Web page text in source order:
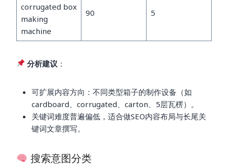
corrugated box
making
machine
90 5
分析建议 ：
可扩展内容方向：不同类型箱子的制作设备（如
cardboard、corrugated、carton、5层瓦楞）。
关键词难度普遍偏低，适合做SEO内容布局与长尾关
键词文章撰写。
搜索意图分类